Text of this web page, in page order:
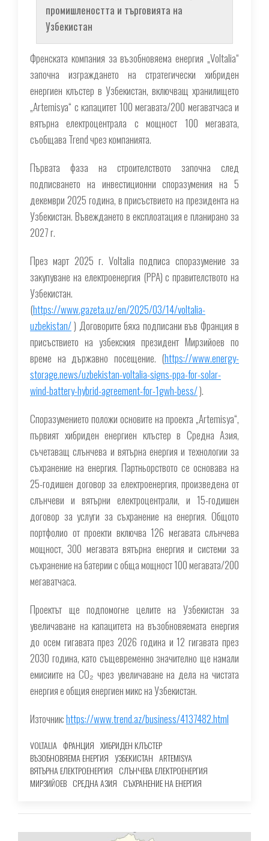
промишлеността и търговията на
Узбекистан
Френската компания за възобновяема енергия „Voltalia“
започна изграждането на стратегически хибриден
енергиен клъстер в Узбекистан, включващ хранилището
„Artemisya“ с капацитет 100 мегавата/200 мегаватчаса и
вятърна електроцентрала с мощност 100 мегавата,
съобщава Trend чрез компанията.
Първата фаза на строителството започна след
подписването на инвестиционни споразумения на 5
декември 2025 година, в присъствието на президента на
Узбекистан. Въвеждането в експлоатация е планирано за
2027 г.
През март 2025 г. Voltalia подписа споразумение за
закупуване на електроенергия (PPA) с правителството на
Узбекистан.
(https://www.gazeta.uz/en/2025/03/14/voltalia-
uzbekistan/) Договорите бяха подписани във Франция в
присъствието на узбекския президент Мирзийоев по
време на държавно посещение. (https://www.energy-
storage.news/uzbekistan-voltalia-signs-ppa-for-solar-
wind-battery-hybrid-agreement-for-1gwh-bess/).
Споразумението положи основите на проекта „Artemisya“,
първият хибриден енергиен клъстер в Средна Азия,
съчетаващ слънчева и вятърна енергия и технологии за
съхранение на енергия. Партньорството се основава на
25-годишен договор за електроенергия, произведена от
слънчеви и вятърни електроцентрали, и 15-годишен
договор за услуги за съхранение на енергия. Общото
портфолио от проекти включва 126 мегавата слънчева
мощност, 300 мегавата вятърна енергия и системи за
съхранение на батерии с обща мощност 100 мегавата/200
мегаватчаса.
Проектът ще подпомогне целите на Узбекистан за
увеличаване на капацитета на възобновяемата енергия
до осем гигавата през 2026 година и 12 гигавата през
2030 година, като същевременно значително ще намали
емисиите на CO₂ чрез увеличаване на дела на чистата
енергия е общия енергиен микс на Узбекистан.
Източник:https://www.trend.az/business/4137482.html
VOLTALIA ФРАНЦИЯ ХИБРИДЕН КЛЪСТЕР
ВЪЗОБНОВЯЕМА ЕНЕРГИЯ УЗБЕКИСТАН ARTEMISYA
ВЯТЪРНА ЕЛЕКТРОЕНЕРГИЯ СЛЪНЧЕВА ЕЛЕКТРОЕНЕРГИЯ
МИРЗИЙОЕВ СРЕДНА АЗИЯ СЪХРАНЕНИЕ НА ЕНЕРГИЯ